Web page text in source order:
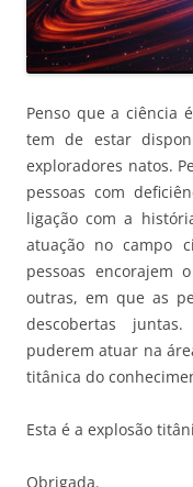
Penso que a ciência
tem de estar
exploradores natos.
pessoas com
ligação com a
atuação no campo
pessoas encorajem
outras, em que as
descobertas
puderem atuar na
titânica do
Esta é a explosão
Obrigada.